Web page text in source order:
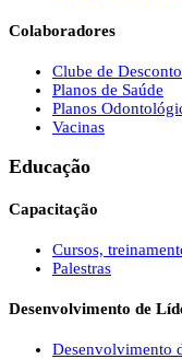
Colaboradores
Clube de
Planos de Saúde
Planos
Vacinas
Educação
Capacitação
Cursos,
Palestras
Desenvolvimento de
Desenvolvimento